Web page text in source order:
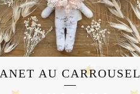
ANET AU CARROUSEL